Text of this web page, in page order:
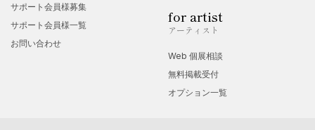
サポート会員様募集
サポート会員様一覧
お問い合わせ
for artist
アーティスト
Web 個展相談
無料掲載受付
オプション一覧